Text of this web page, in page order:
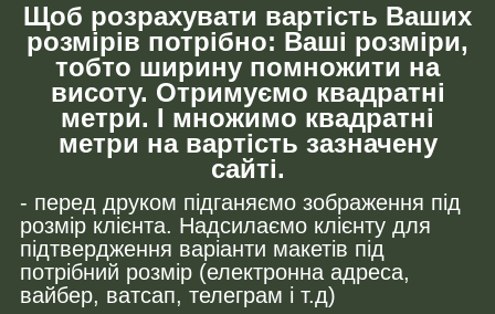
Щоб розрахувати вартість Ваших
розмірів потрібно: Ваші розміри,
тобто ширину помножити на
висоту. Отримуємо квадратні
метри. І множимо квадратні
метри на вартість зазначену
сайті.
- перед друком підганяємо зображення під
розмір клієнта. Надсилаємо клієнту для
підтвердження варіанти макетів під
потрібний розмір (електронна адреса,
вайбер, ватсап, телеграм і т.д)